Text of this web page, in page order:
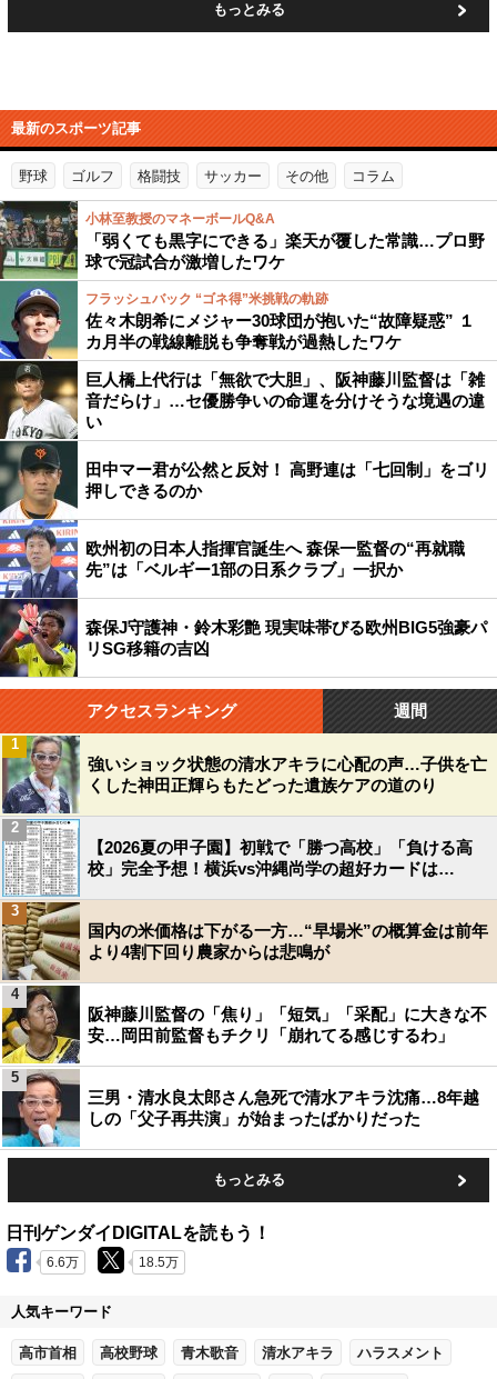
もっとみる
最新のスポーツ記事
野球 ゴルフ 格闘技 サッカー その他 コラム
小林至教授のマネーボールQ&A
「弱くても黒字にできる」楽天が覆した常識…プロ野
球で冠試合が激増したワケ
フラッシュバック “ゴネ得”米挑戦の軌跡
佐々木朗希にメジャー30球団が抱いた“故障疑惑” １
カ月半の戦線離脱も争奪戦が過熱したワケ
巨人橋上代行は「無欲で大胆」、阪神藤川監督は「雑
音だらけ」…セ優勝争いの命運を分けそうな境遇の違
い
田中マー君が公然と反対！ 高野連は「七回制」をゴリ
押しできるのか
欧州初の日本人指揮官誕生へ 森保一監督の“再就職
先”は「ベルギー1部の日系クラブ」一択か
森保J守護神・鈴木彩艶 現実味帯びる欧州BIG5強豪パ
リSG移籍の吉凶
アクセスランキング 週間
強いショック状態の清水アキラに心配の声…子供を亡
くした神田正輝らもたどった遺族ケアの道のり
1
【2026夏の甲子園】初戦で「勝つ高校」「負ける高
校」完全予想！横浜vs沖縄尚学の超好カードは…
2
国内の米価格は下がる一方…“早場米”の概算金は前年
より4割下回り農家からは悲鳴が
3
阪神藤川監督の「焦り」「短気」「采配」に大きな不
安…岡田前監督もチクリ「崩れてる感じするわ」
4
三男・清水良太郎さん急死で清水アキラ沈痛…8年越
しの「父子再共演」が始まったばかりだった
5
もっとみる
日刊ゲンダイDIGITALを読もう！
6.6万 18.5万
人気キーワード
高市首相 高校野球 青木歌音 清水アキラ ハラスメント